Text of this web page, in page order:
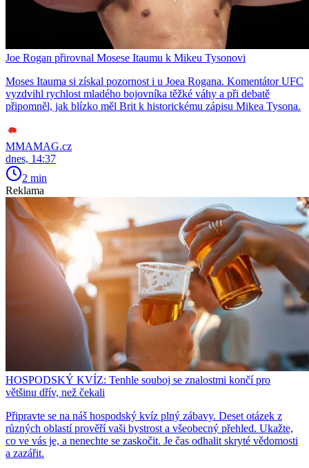
Joe Rogan přirovnal Mosese Itaumu k Mikeu Tysonovi
Moses Itauma si získal pozornost i u Joea Rogana. Komentátor UFC
vyzdvihl rychlost mladého bojovníka těžké váhy a při debatě
připomněl, jak blízko měl Brit k historickému zápisu Mikea Tysona.
MMAMAG.cz
dnes, 14:37
2 min
Reklama
HOSPODSKÝ KVÍZ: Tenhle souboj se znalostmi končí pro
většinu dřív, než čekali
Připravte se na náš hospodský kvíz plný zábavy. Deset otázek z
různých oblastí prověří vaši bystrost a všeobecný přehled. Ukažte,
co ve vás je, a nenechte se zaskočit. Je čas odhalit skryté vědomosti
a zazářit.